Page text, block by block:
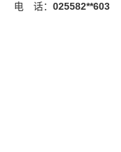
电 话： 025582**603